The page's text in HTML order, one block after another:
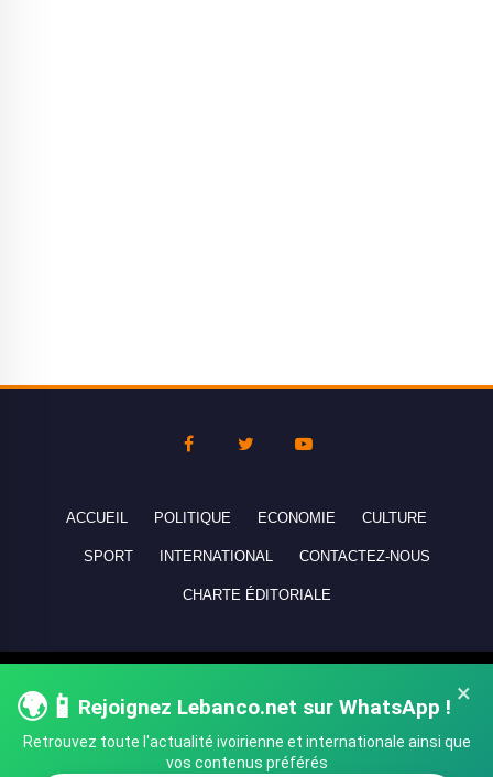
×
🌍📱 Rejoignez Lebanco.net sur WhatsApp !
Retrouvez toute l'actualité ivoirienne et internationale ainsi que
vos contenus préférés
ACCUEIL POLITIQUE ECONOMIE CULTURE
SPORT INTERNATIONAL CONTACTEZ-NOUS
CHARTE ÉDITORIALE
réservés - All rights reserved.